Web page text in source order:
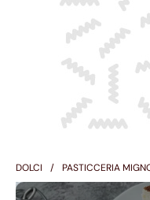
DOLCI PASTICCERIA